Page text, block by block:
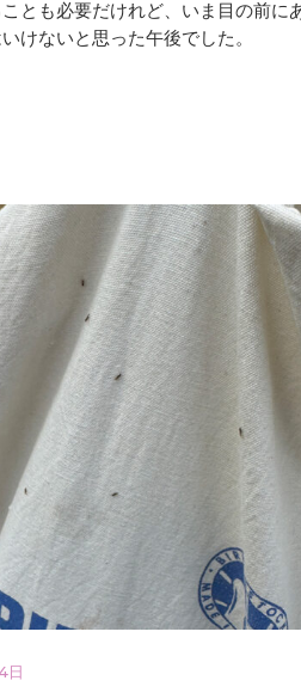
とも必要だけれど、いま目の前
けないと思った午後でした。
日